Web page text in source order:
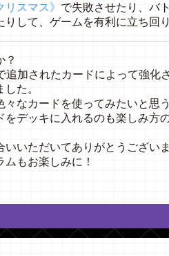
リスマス》 で失敗させたり、バ
りして、ゲームを有利に立ち回
？
追加されたカードによって強
た。
々なカードを使ってみたいと思
をデッキに入れるのも楽しみ方
いいただいてありがとうござい
もお楽しみに！